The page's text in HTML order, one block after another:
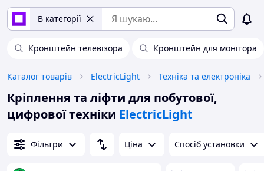
В категорії
Кронштейн телевізора Кронштейн для монітора
Каталог товарів ElectricLight Техніка та електроніка
Кріплення та ліфти для побутової,
цифрової техніки ElectricLight
Фільтри Ціна Спосіб установки